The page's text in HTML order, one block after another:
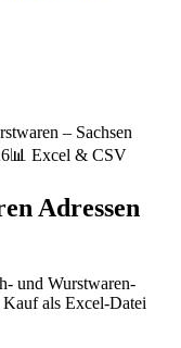
– Sachsen
📊 Excel & CSV
Adressen
und Wurstwaren-
als Excel-Datei